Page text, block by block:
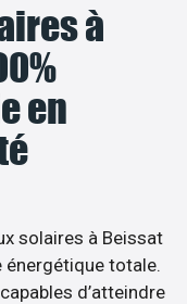
à
en
solaires à Beissat
totale.
d’atteindre